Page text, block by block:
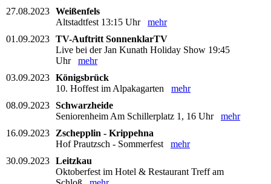
27.08.2023 Weißenfels
Altstadtfest 13:15 Uhr mehr
01.09.2023 TV-Auftritt SonnenklarTV
Live bei der Jan Kunath Holiday Show 19:45
Uhr mehr
03.09.2023 Königsbrück
10. Hoffest im Alpakagarten mehr
08.09.2023 Schwarzheide
Seniorenheim Am Schillerplatz 1, 16 Uhr mehr
16.09.2023
Zschepplin - Krippehna
Hof Prautzsch - Sommerfest mehr
30.09.2023 Leitzkau
Oktoberfest im Hotel & Restaurant Treff am